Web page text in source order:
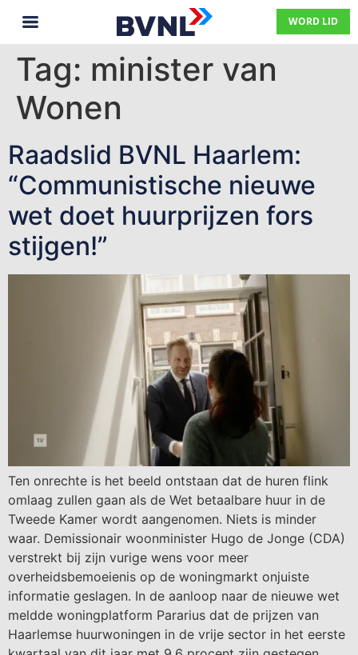
WORD LID
Tag: minister van
Wonen
Raadslid BVNL Haarlem:
“Communistische nieuwe
wet doet huurprijzen fors
stijgen!”
Ten onrechte is het beeld ontstaan dat de huren flink
omlaag zullen gaan als de Wet betaalbare huur in de
Tweede Kamer wordt aangenomen. Niets is minder
waar. Demissionair woonminister Hugo de Jonge (CDA)
verstrekt bij zijn vurige wens voor meer
overheidsbemoeienis op de woningmarkt onjuiste
informatie geslagen. In de aanloop naar de nieuwe wet
meldde woningplatform Pararius dat de prijzen van
Haarlemse huurwoningen in de vrije sector in het eerste